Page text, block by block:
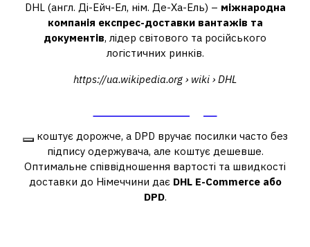
DHL (англ. Ді-Ейч-Ел, нім. Де-Ха-Ель) – міжнародна
компанія експрес-доставки вантажів та
документів, лідер світового та російського
логістичних ринків.
https://ua.wikipedia.org › wiki › DHL
коштує дорожче, а DPD вручає посилки часто без
підпису одержувача, але коштує дешевше.
Оптимальне співвідношення вартості та швидкості
доставки до Німеччини дає DHL E-Commerce або
DPD.